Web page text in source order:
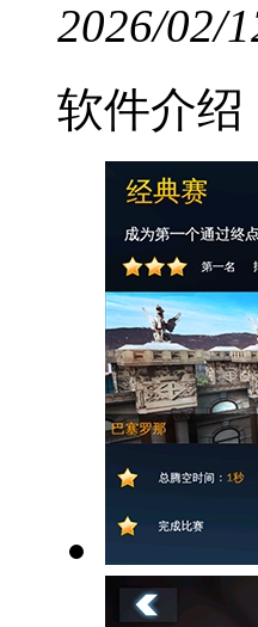
2026/02/
软件介绍